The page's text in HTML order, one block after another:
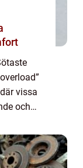
vissa
och
bliv...